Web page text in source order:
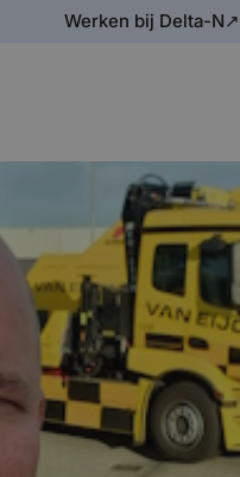
Werken bij Delta-N↗